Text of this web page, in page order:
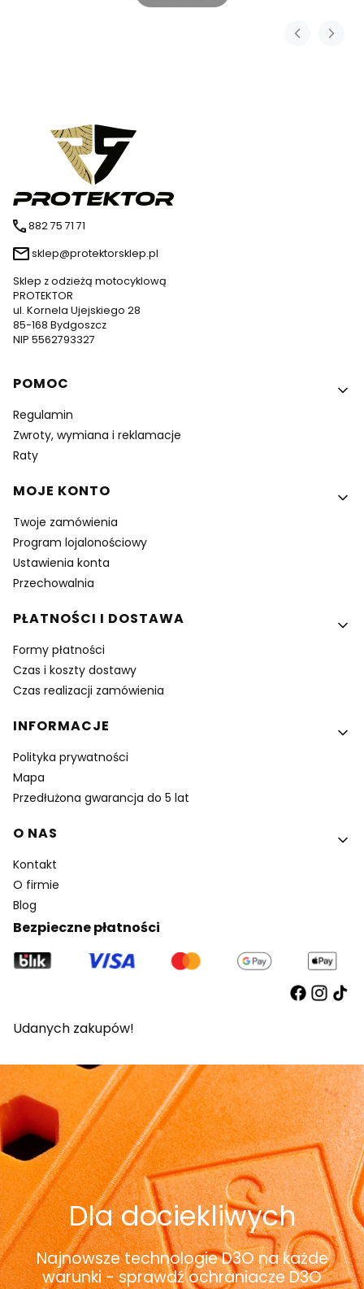
882 75 71 71
sklep@protektorsklep.pl
Sklep z odzieżą motocyklową
PROTEKTOR
ul. Kornela Ujejskiego 28
85-168 Bydgoszcz
NIP 5562793327
Linki w stopce
POMOC
Regulamin
Zwroty, wymiana i reklamacje
Raty
MOJE KONTO
Twoje zamówienia
Program lojalonościowy
Ustawienia konta
Przechowalnia
PŁATNOŚCI I DOSTAWA
Formy płatności
Czas i koszty dostawy
Czas realizacji zamówienia
INFORMACJE
Polityka prywatności
Mapa
Przedłużona gwarancja do 5 lat
O NAS
Kontakt
O firmie
Blog
Bezpieczne płatności
Udanych zakupów!
Dla dociekliwych
Najnowsze technologie D3O na każde
warunki - sprawdź ochraniacze D3O